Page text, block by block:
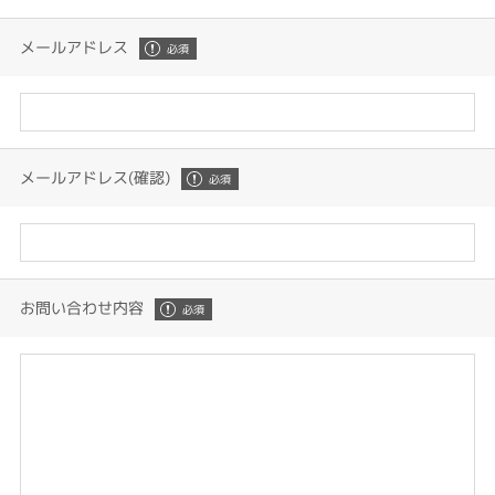
メールアドレス
メールアドレス(確認)
お問い合わせ内容